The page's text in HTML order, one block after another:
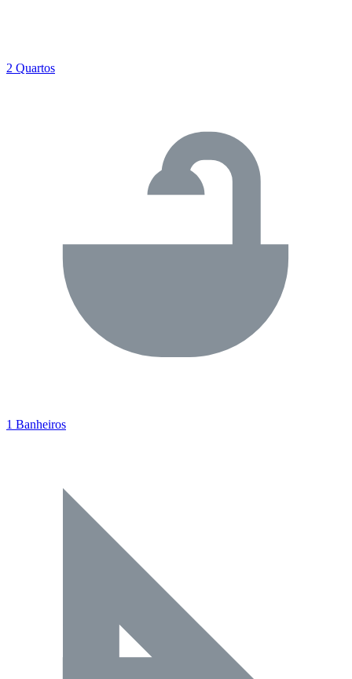
2 Quartos
1 Banheiros